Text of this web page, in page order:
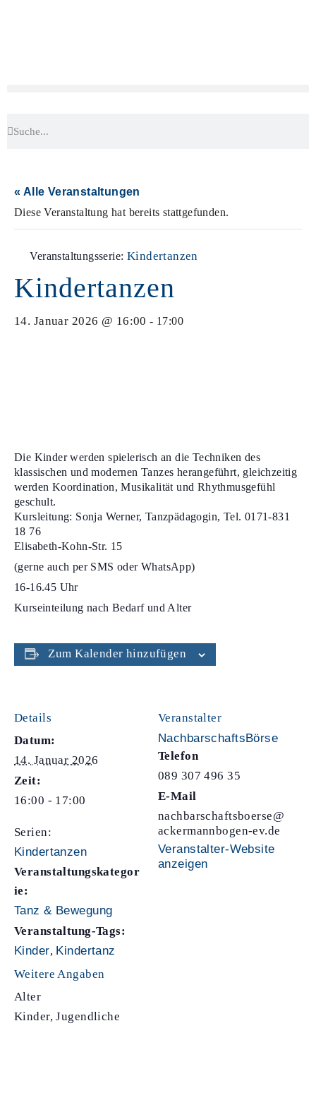
« Alle Veranstaltungen
Diese Veranstaltung hat bereits stattgefunden.
Veranstaltungsserie: Kindertanzen
Kindertanzen
14. Januar 2026 @ 16:00 - 17:00
Die Kinder werden spielerisch an die Techniken des
klassischen und modernen Tanzes herangeführt, gleichzeitig
werden Koordination, Musikalität und Rhythmusgefühl
geschult.
Kursleitung: Sonja Werner, Tanzpädagogin, Tel. 0171-831
18 76
Elisabeth-Kohn-Str. 15
(gerne auch per SMS oder WhatsApp)
16-16.45 Uhr
Kurseinteilung nach Bedarf und Alter
Zum Kalender hinzufügen
Details
Datum:
14. Januar 2026
Zeit:
16:00 - 17:00
Serien:
Kindertanzen
Veranstaltungskategor
ie:
Tanz & Bewegung
Veranstaltung-Tags:
Kinder, Kindertanz
Veranstalter
NachbarschaftsBörse
Telefon
089 307 496 35
E-Mail
nachbarschaftsboerse@
ackermannbogen-ev.de
Veranstalter-Website
anzeigen
Weitere Angaben
Alter
Kinder, Jugendliche